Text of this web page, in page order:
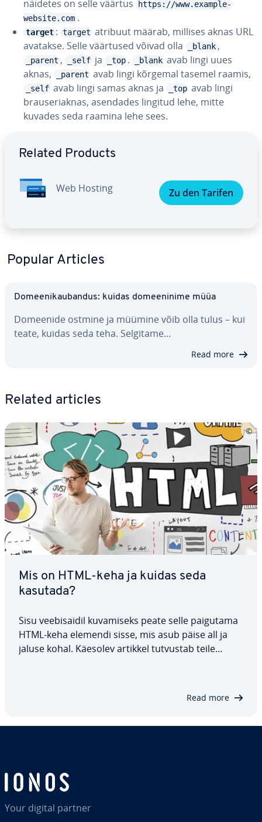
näidetes on selle väärtus
https://www.example-
website.com .
target : target atribuut määrab, millises aknas URL
avatakse. Selle väärtused võivad olla
_blank ,
_parent , _self ja _top . _blank avab lingi uues
aknas,
_parent avab lingi kõrgemal tasemel raamis,
_self avab lingi samas aknas ja _top avab lingi
brau­se­riak­nas, asendades lingitud lehe, mitte
kuvades seda raamina lehe sees.
Related Products
Web Hosting Zu den Tarifen
Popular Articles
Do­mee­ni­kau­ban­dus: kuidas do­mee­ninime müüa
Domeenide ostmine ja müümine võib olla tulus – kui
teate, kuidas seda teha. Selgitame…
Read more
Related articles
Mis on HTML-keha ja kuidas seda
kasutada?
Sisu vee­bi­sai­dil ku­va­miseks peate selle paigutama
HTML-keha elemendi sisse, mis asub päise all ja
jaluse kohal. Käesolev artikkel tutvustab teile
Read more
Your digital partner